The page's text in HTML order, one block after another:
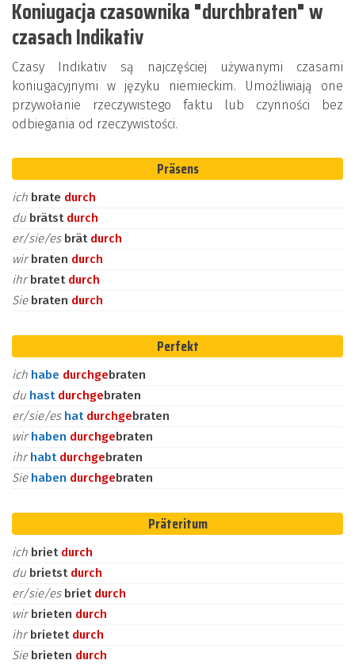
Koniugacja czasownika "durchbraten" w
czasach Indikativ
Czasy Indikativ są najczęściej używanymi czasami
koniugacyjnymi w języku niemieckim. Umożliwiają one
przywołanie rzeczywistego faktu lub czynności bez
odbiegania od rzeczywistości.
Präsens
ich brate durch
du brätst durch
er/sie/es brät durch
wirbraten durch
ihrbratet durch
Sie braten durch
Perfekt
ich habe durchgebraten
du hast durchgebraten
er/sie/es hat durchgebraten
wirhaben durchgebraten
ihrhabt durchgebraten
Sie haben durchgebraten
Präteritum
ich briet durch
du brietst durch
er/sie/es briet durch
wirbrieten durch
ihrbrietet durch
Sie brieten durch